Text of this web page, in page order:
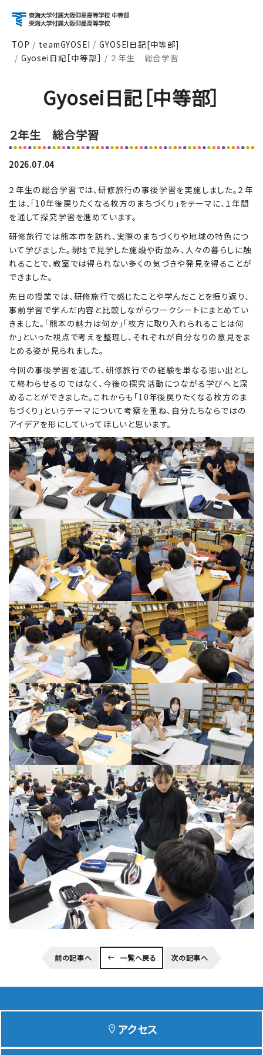
アクセス 資料請求 お問い合わせ
About 学校紹介
Course コース紹介
School Life 学校生活
Education 特色ある教育
Exam 入試情報サイト
team Gyosei
TOP teamGYOSEI
GYOSEI日記[中等部]
Gyosei日記［中等部］
２年生 総合学習
Gyosei日記［中等部］
２年生 総合学習
2026.07.04
２年生の総合学習では、研修旅行の事後学習を実施しました。２年
生は、「10年後戻りたくなる枚方のまちづくり」をテーマに、１年間
を通して探究学習を進めています。
研修旅行では熊本市を訪れ、実際のまちづくりや地域の特色につ
いて学びました。現地で見学した施設や街並み、人々の暮らしに触
れることで、教室では得られない多くの気づきや発見を得ることが
できました。
先日の授業では、研修旅行で感じたことや学んだことを振り返り、
事前学習で学んだ内容と比較しながらワークシートにまとめてい
きました。「熊本の魅力は何か」「枚方に取り入れられることは何
か」といった視点で考えを整理し、それぞれが自分なりの意見をま
とめる姿が見られました。
今回の事後学習を通して、研修旅行での経験を単なる思い出とし
て終わらせるのではなく、今後の探究活動につながる学びへと深
めることができました。これからも「10年後戻りたくなる枚方のま
ちづくり」というテーマについて考察を重ね、自分たちならではの
アイデアを形にしていってほしいと思います。
前の記事へ 一覧へ戻る 次の記事へ
アクセス